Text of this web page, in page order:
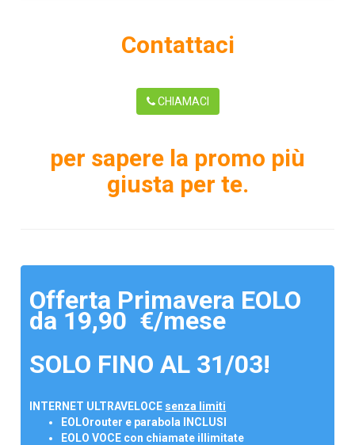
Contattaci
CHIAMACI
per sapere la promo più
giusta per te.
Offerta Primavera EOLO
da 19,90 €/mese
SOLO FINO AL 31/03!
INTERNET ULTRAVELOCE senza limiti
EOLOrouter e parabola INCLUSI
EOLO VOCE con chiamate illimitate